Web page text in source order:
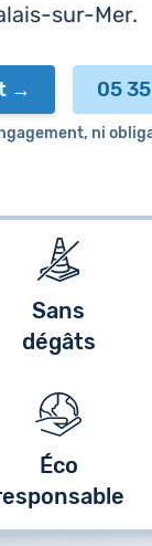
sur-Mer.
05
ni
Sans
dégâts
Éco